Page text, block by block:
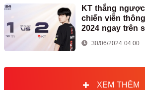
KT thắng
chiến viễn
2024 ngay trên
30/06/2024 04:00
XEM THÊM